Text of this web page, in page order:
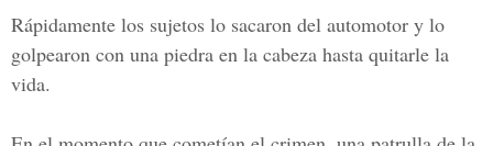
Rápidamente los sujetos lo sacaron del automotor y lo
golpearon con una piedra en la cabeza hasta quitarle la
vida.